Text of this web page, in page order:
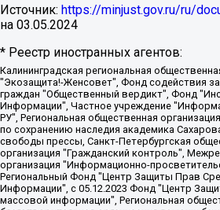
Источник: https://minjust.gov.ru/ru/
на 03.05.2024
* Реестр иностранных агентов:
Калининградская региональная общественная организация "Экозащита!-Женсовет", Фонд содействия защите прав и свобод граждан "Общественный вердикт", Фонд "Институт Развития Свободы Информации", Частное учреждение "Информационное агентство МЕМО. РУ", Региональная общественная организация "Общественная комиссия по сохранению наследия академика Сахарова", Фонд поддержки свободы прессы, Санкт-Петербургская общественная правозащитная организация "Гражданский контроль", Межрегиональная общественная организация "Информационно-просветительский центр "Мемориал", Региональный Фонд "Центр Защиты Прав Средств Массовой Информации", с 05.12.2023 Фонд "Центр Защиты Прав Средств массовой информации", Региональная общественная благотворительная организация помощи беженцам и мигрантам "Гражданское содействие", Негосударственное образовательное учреждение дополнительного профессионального образования (повышение квалификации) специалистов "АКАДЕМИЯ ПО ПРАВАМ ЧЕЛОВЕКА", Свердловская региональная общественная организация "Сутяжник", Автономная некоммерческая организация "Центр независимых социологических исследований", Союз общественных объединений "Российский исследовательский центр по правам человека", Региональное общественное учреждение научно-информационный центр "МЕМОРИАЛ", Некоммерческая организация "Фонд защиты гласности", Автономная некоммерческая организация "Институт прав человека", Городская общественная организация "Екатеринбургское общество "МЕМОРИАЛ", Городская общественная организация "Рязанское историко-просветительское и правозащитное общество "Мемориал" (Рязанский Мемориал), Челябинский региональный орган общественной самодеятельности – женское общественное объединение "Женщины Евразии", Челябинский региональный орган общественной самодеятельности "Уральская правозащитная группа", Фонд содействия защите здоровья и социальной справедливости имени Андрея Рылькова, Автономная Некоммерческая Организация "Аналитический Центр Юрия Левады", Автономная некоммерческая организация социальной поддержки населения "Проект Апрель", Региональная общественная организация помощи женщинам и детям, находящимся в кризисной ситуации "Информационно-методический центр "Анна", Фонд содействия развитию массовых коммуникаций и правовому просвещению "Так-так-Так", Фонд содействия устойчивому развитию "Серебряная тайга", Свердловский региональный общественный фонд социальных проектов "Новое время", "Idel.Реалии", Кавказ.Реалии, Крым.Реалии, Телеканал Настоящее Время, Татаро-башкирская служба Радио Свобода (Azatliq Radiosi), Радио Свободная Европа/Радио Свобода (PCE/PC), "Сибирь.Реалии", "Фактограф", Благотворительный фонд помощи осужденным и их семьям, Автономная некоммерческая организация "Институт глобализации и социальных движений", Фонд "В защиту прав заключенных", Частное учреждение "Центр поддержки и содействия развитию средств массовой информации", Пензенский региональный общественный благотворительный фонд "Гражданский союз", "Север.Реалии", Некоммерческая организация Фонд "Правовая инициатива", Общество с ограниченной ответственностью "Радио Свободная Европа/Радио Свобода", Чешское информационное агентство "MEDIUM-ORIENT", Красноярская региональная общественная организация "Мы против СПИДа", Камалягин Денис Николаевич, Маркелов Сергей Евгеньевич, Пономарев Лев Александрович, Савицкая Людмила Алексеевна, Автономная некоммерческая организация "Центр по работе с проблемой насилия "НАСИЛИЮ.НЕТ", Межрегиональный профессиональный союз работников здравоохранения "Альянс врачей", Юридическое лицо, зарегистрированное в Латвийской Республике, SIA "Medusa Project" (регистрационный номер 40103797863, дата регистрации 10.06.2014), Некоммерческая организация "Фонд по борьбе с коррупцией", Автономная некоммерческая организация "Институт права и публичной политики", Баданин Роман Сергеевич, Гликин Максим Александрович, Железнова Мария Михайловна, Лукьянова Юлия Сергеевна, Маетная Елизавета Витальевна, Маняхин Петр Борисович, Чуракова Ольга Владимировна, Ярош Юлия Петровна, Юридическое лицо "The Insider SIA", зарегистрированное в Риге, Латвийская Республика (дата регистрации 26.06.2015), являющееся администратором доменного имени интернет-издания "The Insider SIA", https://theins.ru, Постернак Алексей Евгеньевич, Рубин Михаил Аркадьевич, Анин Роман Александрович, Юридическое лицо Istories fonds, зарегистрированное в Латвийской Республике (регистрационный номер 50008295751, дата регистрации 24.02.2020), Великовский Дмитрий Александрович, Долинина Ирина Николаевна, Мароховская Алеся Алексеевна, Шлейнов Роман Юрьевич, Шмагун Олеся Валентиновна, Общество с ограниченной ответственностью "Альтаир 2021", Общество с ограниченной ответственностью "Вега 2021", Общество с ограниченной ответственностью "Главный редактор 2021", Общество с ограниченной ответственностью "Ромашки монолит", Важенков Артем Валерьевич, Ивановская областная общественная организация "Центр гендерных исследований", Гурман Юрий Альбертович, Медиапроект "ОВД-Инфо", Егоров Владимир Владимирович, Жилинский Владимир Александрович, Общество с ограниченной ответственностью "ЗП", Иванова София Юрьевна, Карезина Инна Павловна, Кильтау Екатерина Викторовна, Петров Алексей Викторович, Пискунов Сергей Евгеньевич, Смирнов Сергей Сергеевич, Тихонов Михаил Сергеевич, Общество с ограниченной ответственностью "ЖУРНАЛИСТ-ИНОСТРАННЫЙ АГЕНТ", Арапова Галина Юрьевна, Вольтская Татьяна Анатольевна, Американская компания "Mason G.E.S. Anonymous Foundation" (США), являющаяся владельцем интернет-издания https://mnews.world/, Компания "Stichting Bellingcat", зарегистрированная в Нидерландах (дата регистрации 11.07.2018), Захаров Андрей Вячеславович, Клепиковская Екатерина Дмитриевна, Общество с ограниченной ответственностью "МЕМО", Перл Роман Александрович, Симонов Евгений Алексеевич, Соловьева Елена Анатольевна, Сотников Даниил Владимирович, Сурначева Елизавета Дмитриевна, Автономная некоммерческая организация по защите прав человека и информированию населения "Якутия – Наше Мнение", Общество с ограниченной ответственностью "Москоу диджитал медиа", с 26.01.2023 Общество с ограниченной ответственностью "Чайка Белые сады", Ветошкина Валерия Валерьевна, Заговора Максим Александрович, Межрегиональное общественное движение "Российская ЛГБТ - сеть", Оленичев Максим Владимирович, Павлов Иван Юрьевич, Скворцова Елена Сергеевна, Общество с ограниченной ответственностью "Как бы инагент", Кочетков Игорь Викторович, Общество с ограниченной ответственностью "Честные выборы", Еланчик Олег Александрович, Общество с ограниченной ответственностью "Нобелевский призыв", Гималова Регина Эмилевна, Григорьев Андрей Валерьевич, Григорьева Алина Александровна, Ассоциация по содействию защите прав призывников, альтернативнослужащих и военнослужащих "Правозащитная группа "Гражданин.Армия.Право", Хисамова Регина Фаритовна, Автономная некоммерческая организация по реализации социально-правовых программ "Лилит", Дальневосточное общественное движение "Маяк", Санкт-Петербургская ЛГБТ-инициативная группа "Выход", Инициативная группа ЛГБТ+ "Реверс", Алексеев Андрей Викторович, Бекбулатова Таисия Львовна, Беляев Иван Михайлович, Владыкина Елена Сергеевна, Гельман Марат Александрович, Никульшина Вероника Юрьевна, Толоконникова Надежда Андреевна, Шендерович Виктор Анатольевич, Общество с ограниченной ответственностью "Данное сообщение", Общество с ограниченной ответственностью Издательский дом "Новая глава", Айнбиндер Александра Александровна, Московский комьюнити-центр для ЛГБТ+инициатив, Благотворительный фонд развития филантропии, Deutsche Welle (Германия, Kurt-Schumacher-